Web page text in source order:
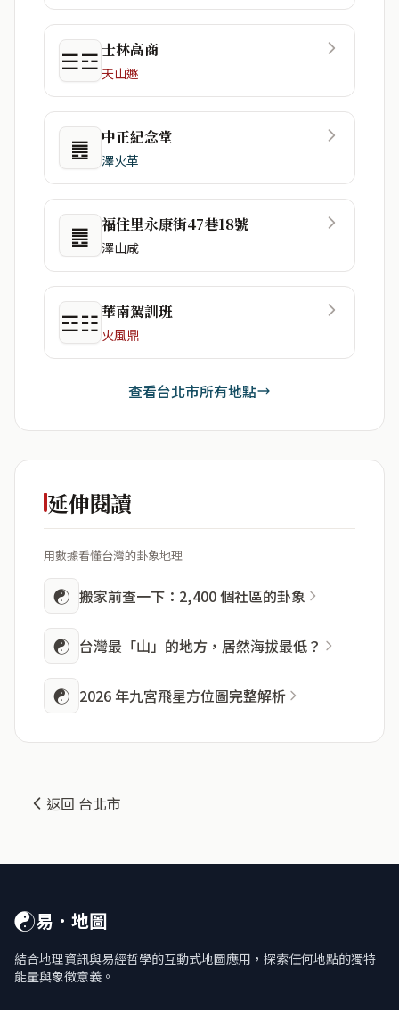
☰☲士林高商
天山遯
䷌ 中正紀念堂
澤火革
䷌ 福住里永康街47巷18號
澤山咸
☲☷華南駕訓班
火風鼎
查看台北市所有地點
延伸閱讀
用數據看懂台灣的卦象地理
☯ 搬家前查一下：2,400 個社區的卦象
☯ 台灣最「山」的地方，居然海拔最低？
☯ 2026 年九宮飛星方位圖完整解析
返回 台北市
☯易．地圖
結合地理資訊與易經哲學的互動式地圖應用，探索任何地點的獨特
能量與象徵意義。